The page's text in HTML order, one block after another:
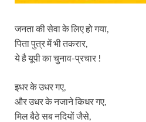
जनता की सेवा के लिए हो गया,
पिता पुत्र में भी तकरार,
ये है यूपी का चुनाव-प्रचार !
इधर के उधर गए,
और उधर के नजाने किधर गए,
मिल बैठे सब नदियों जैसे,